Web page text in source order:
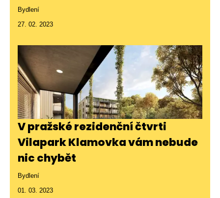
Bydlení
27. 02. 2023
V pražské rezidenční čtvrti
Vilapark Klamovka vám nebude
nic chybět
Bydlení
01. 03. 2023